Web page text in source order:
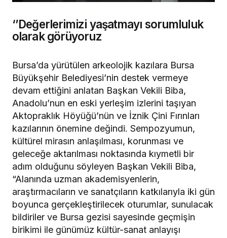
‘’Değerlerimizi yaşatmayı sorumluluk
olarak görüyoruz
Bursa’da yürütülen arkeolojik kazılara Bursa
Büyükşehir Belediyesi’nin destek vermeye
devam ettiğini anlatan Başkan Vekili Biba,
Anadolu’nun en eski yerleşim izlerini taşıyan
Aktopraklık Höyüğü’nün ve İznik Çini Fırınları
kazılarının önemine değindi. Sempozyumun,
kültürel mirasın anlaşılması, korunması ve
geleceğe aktarılması noktasında kıymetli bir
adım olduğunu söyleyen Başkan Vekili Biba,
“Alanında uzman akademisyenlerin,
araştırmacıların ve sanatçıların katkılarıyla iki gün
boyunca gerçekleştirilecek oturumlar, sunulacak
bildiriler ve Bursa gezisi sayesinde geçmişin
birikimi ile günümüz kültür-sanat anlayışı